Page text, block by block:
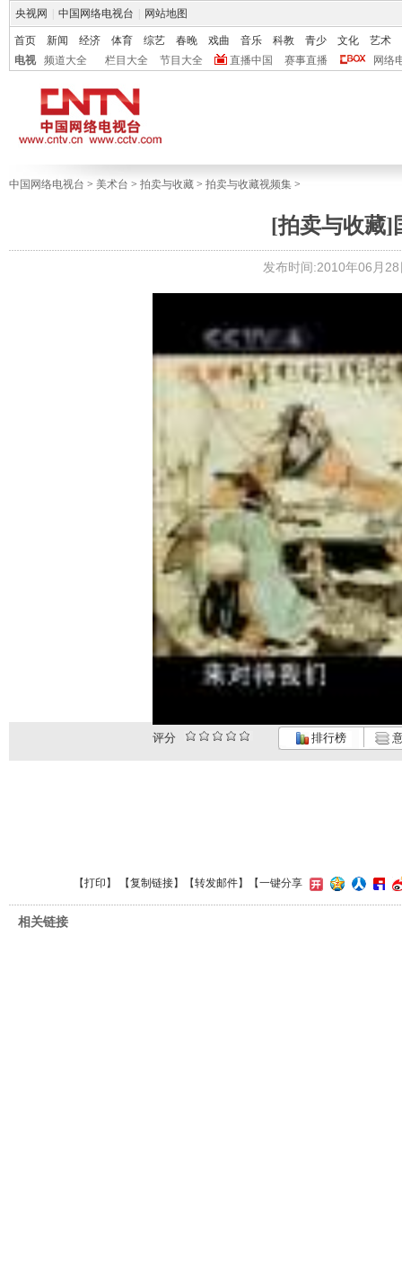
央视网 中国网络电视台 网站地图
首页 新闻 经济 体育 综艺 春晚 戏曲 音乐 科教 青少 文化
艺术
电视
频道大全 栏目大全 节目大全 直播中国 赛事直播 网络
中国网络电视台 > 美术台 > 拍卖与收藏 > 拍卖与收藏视频集 >
[拍卖与收藏
发布时间:2010年06月
评分 排行榜
【打印 】 【复制链接】【转发邮件】【一键分享
相关链接